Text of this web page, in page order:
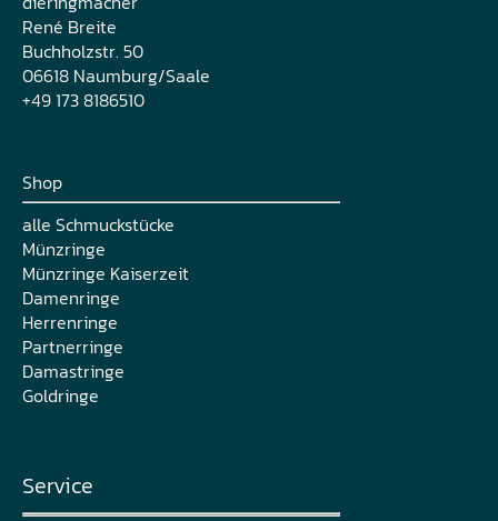
René Breite
Buchholzstr. 50
06618 Naumburg/Saale
+49 173 8186510
Shop
alle Schmuckstücke
Münzringe
Münzringe Kaiserzeit
Damenringe
Herrenringe
Partnerringe
Damastringe
Goldringe
Service